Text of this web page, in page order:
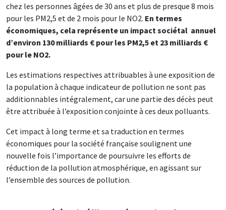
chez les personnes âgées de 30 ans et plus de presque 8 mois
pour les PM2,5 et de 2 mois pour le NO2. En termes
économiques, cela représente un impact sociétal annuel
d’environ 130 milliards € pour les PM2,5 et 23 milliards €
pour le NO2.
Les estimations respectives attribuables à une exposition de
la population à chaque indicateur de pollution ne sont pas
additionnables intégralement, car une partie des décès peut
être attribuée à l’exposition conjointe à ces deux polluants.
Cet impact à long terme et sa traduction en termes
économiques pour la société française soulignent une
nouvelle fois l’importance de poursuivre les efforts de
réduction de la pollution atmosphérique, en agissant sur
l’ensemble des sources de pollution.